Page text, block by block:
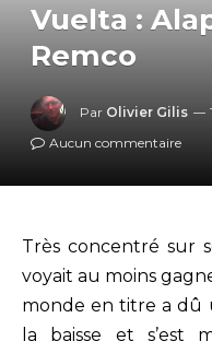
Vuelta :
Remco
Par Olivier Gilis
Aucun commentaire
Très concentré sur
voyait au moins
monde en titre a dû
la baisse et s’est